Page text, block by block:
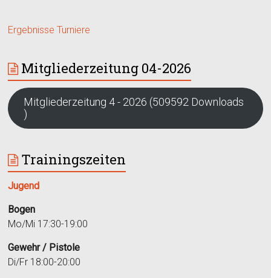
Ergebnisse Turniere
Mitgliederzeitung 04-2026
Mitgliederzeitung 4 - 2026 (509592 Downloads
)
Trainingszeiten
Jugend
Bogen
Mo/Mi 17:30-19:00
Gewehr / Pistole
Di/Fr 18:00-20:00